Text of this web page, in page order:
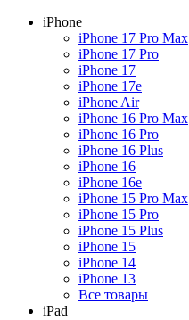
iPhone
iPhone 17 Pro Max
iPhone 17 Pro
iPhone 17
iPhone 17e
iPhone Air
iPhone 16 Pro Max
iPhone 16 Pro
iPhone 16 Plus
iPhone 16
iPhone 16e
iPhone 15 Pro Max
iPhone 15 Pro
iPhone 15 Plus
iPhone 15
iPhone 14
iPhone 13
Все товары
iPad